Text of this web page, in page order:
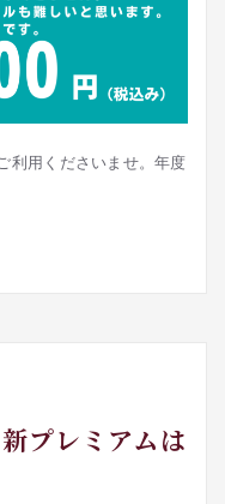
利用くださいませ。年度
プレミアムは